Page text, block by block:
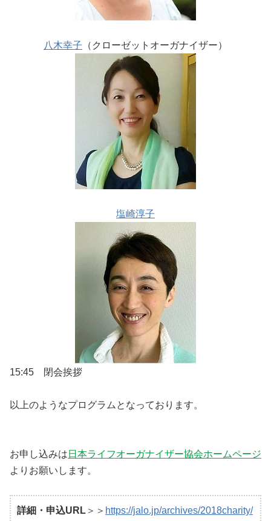
八木幸子 （クローゼットオーガナイザー）
塩崎淳子
15:45 閉会挨拶
以上のようなプログラムとなっております。
お申し込みは 日本ライフオーガナイザー協会ホームページ
よりお願いします。
詳細・申込URL ＞＞ https://jalo.jp/archives/2018charity/